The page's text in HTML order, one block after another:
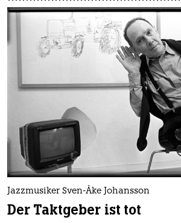
Jazzmusiker Sven-Åke Johansson
Der Taktgeber ist tot